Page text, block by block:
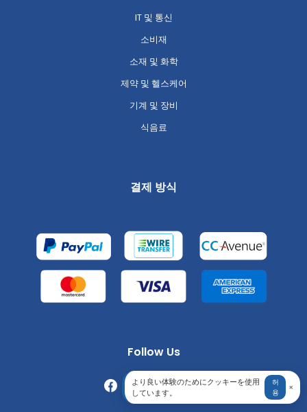
IT 및 통신
소비재
소재 및 화학
제약 및 헬스케어
기계 및 장비
식음료
결제 방식
Follow Us
より良い体験のためにクッキーを使用
しています。
허
용
×